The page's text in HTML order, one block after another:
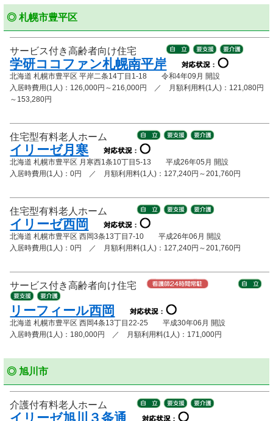
◎ 札幌市豊平区
サービス付き高齢者向け住宅
学研ココファン札幌南平岸
北海道 札幌市豊平区 平岸二条14丁目1-18 令和4年09月 開設
入居時費用(1人)：126,000円～216,000円 ／ 月額利用料(1人)：121,080円
～153,280円
住宅型有料老人ホーム
イリーゼ月寒
北海道 札幌市豊平区 月寒西1条10丁目5-13 平成26年05月 開設
入居時費用(1人)：0円 ／ 月額利用料(1人)：127,240円～201,760円
住宅型有料老人ホーム
イリーゼ西岡
北海道 札幌市豊平区 西岡3条13丁目7-10 平成26年06月 開設
入居時費用(1人)：0円 ／ 月額利用料(1人)：127,240円～201,760円
サービス付き高齢者向け住宅
リーフィール西岡
北海道 札幌市豊平区 西岡4条13丁目22-25 平成30年06月 開設
入居時費用(1人)：180,000円 ／ 月額利用料(1人)：171,000円
◎ 旭川市
介護付有料老人ホーム
イリーゼ旭川３条通